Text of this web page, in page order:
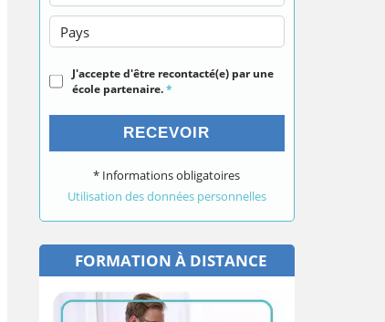
Pays
J'accepte d'être recontacté(e) par une
école partenaire.*
RECEVOIR
* Informations obligatoires
Utilisation des données personnelles
FORMATION À DISTANCE